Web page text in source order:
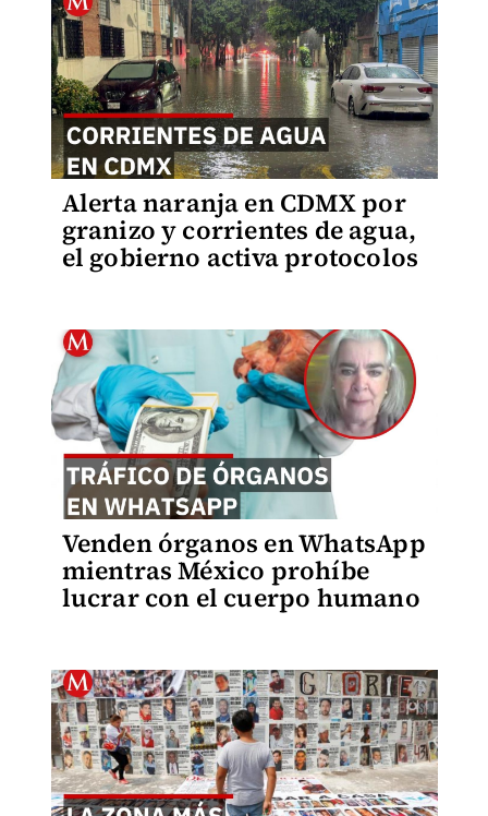
Alerta naranja en CDMX por
granizo y corrientes de agua,
el gobierno activa protocolos
Venden órganos en WhatsApp
mientras México prohíbe
lucrar con el cuerpo humano